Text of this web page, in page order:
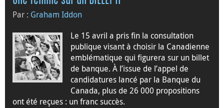
Par : Graham Iddon
Le 15 avril a pris fin la consultation
publique visant à choisir la Canadienne
emblématique qui figurera sur un billet
de banque. À l’issue de l’appel de
candidatures lancé par la Banque du
Canada, plus de 26 000 propositions
ont été reçues : un franc succès.